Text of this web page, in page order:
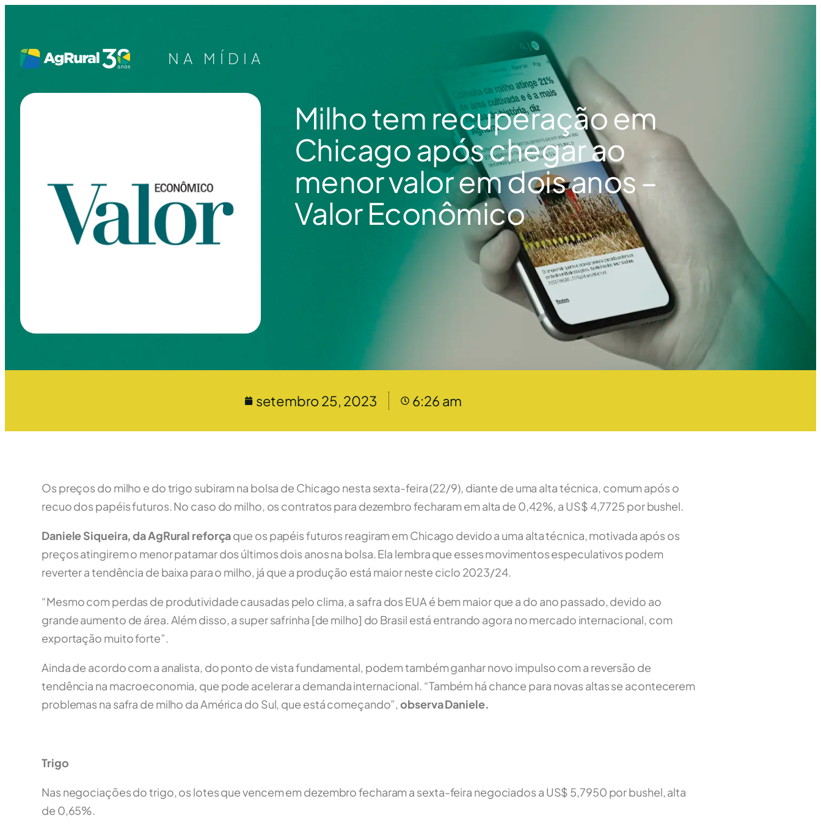
NA MÍDIA
Milho tem recuperação em
Chicago após chegar ao
menor valor em dois anos –
Valor Econômico
setembro 25, 2023 6:26 am
Os preços do milho e do trigo subiram na bolsa de Chicago nesta sexta-feira (22/9), diante de uma alta técnica, comum após o
recuo dos papéis futuros. No caso do milho, os contratos para dezembro fecharam em alta de 0,42%, a US$ 4,7725 por bushel.
Daniele Siqueira, da AgRural reforçaque os papéis futuros reagiram em Chicago devido a uma alta técnica, motivada após os
preços atingirem o menor patamar dos últimos dois anos na bolsa. Ela lembra que esses movimentos especulativos podem
reverter a tendência de baixa para o milho, já que a produção está maior neste ciclo 2023/24.
“Mesmo com perdas de produtividade causadas pelo clima, a safra dos EUA é bem maior que a do ano passado, devido ao
grande aumento de área. Além disso, a super safrinha [de milho] do Brasil está entrando agora no mercado internacional, com
exportação muito forte”.
Ainda de acordo com a analista, do ponto de vista fundamental, podem também ganhar novo impulso com a reversão de
tendência na macroeconomia, que pode acelerar a demanda internacional. “Também há chance para novas altas se acontecerem
problemas na safra de milho da América do Sul, que está começando”,observa Daniele.
Trigo
Nas negociações do trigo, os lotes que vencem em dezembro fecharam a sexta-feira negociados a US$ 5,7950 por bushel, alta
de 0,65%.